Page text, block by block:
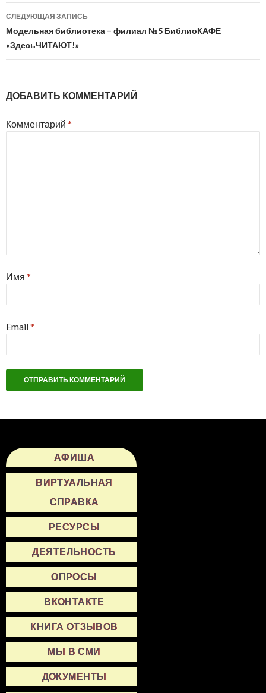
записям
СЛЕДУЮЩАЯ ЗАПИСЬ
Модельная библиотека – филиал №5 БиблиоКАФЕ
«ЗдесьЧИТАЮТ!»
ДОБАВИТЬ КОММЕНТАРИЙ
Комментарий *
Имя *
Email*
АФИША
ВИРТУАЛЬНАЯ
СПРАВКА
РЕСУРСЫ
ДЕЯТЕЛЬНОСТЬ
ОПРОСЫ
ВКОНТАКТЕ
КНИГА ОТЗЫВОВ
МЫ В СМИ
ДОКУМЕНТЫ